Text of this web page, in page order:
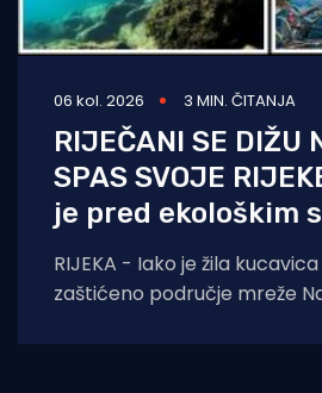
06 kol. 2026 3 MIN. ČITANJA
RIJEČANI SE DIŽU
SPAS SVOJE
je pred ekološkim
RIJEKA - Iako je žila
zaštićeno područje mreže